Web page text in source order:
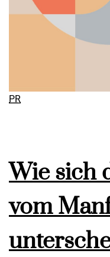
PR
Wie sich
vom